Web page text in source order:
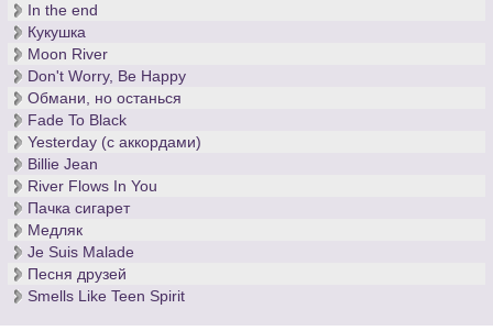
In the end
Кукушка
Moon River
Don't Worry, Be Happy
Обмани, но останься
Fade To Black
Yesterday (с аккордами)
Billie Jean
River Flows In You
Пачка сигарет
Медляк
Je Suis Malade
Песня друзей
Smells Like Teen Spirit